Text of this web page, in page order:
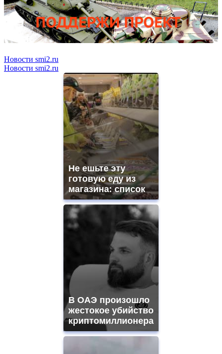
Новости smi2.ru
Новости smi2.ru
Не ешьте эту
готовую еду из
магазина: список
В ОАЭ произошло
жестокое убийство
криптомиллионера